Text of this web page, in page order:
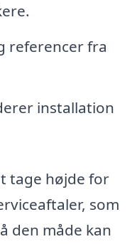
referencer fra
installation
tage højde for
som
den måde kan